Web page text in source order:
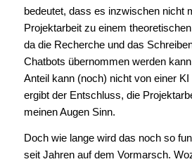
bedeutet, dass es inzwischen nicht
Projektarbeit zu einem
da die Recherche und das
Chatbots übernommen werden
Anteil kann (noch) nicht von einer
ergibt der Entschluss, die
meinen Augen Sinn.
Doch wie lange wird das noch so
seit Jahren auf dem Vormarsch.